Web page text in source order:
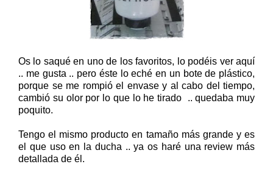
Os lo saqué en uno de los favoritos, lo podéis ver aquí
.. me gusta .. pero éste lo eché en un bote de plástico,
porque se me rompió el envase y al cabo del tiempo,
cambió su olor por lo que lo he tirado .. quedaba muy
poquito.
Tengo el mismo producto en tamaño más grande y es
el que uso en la ducha .. ya os haré una review más
detallada de él.